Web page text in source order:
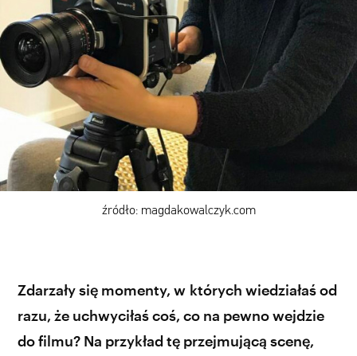
źródło: magdakowalczyk.com
Zdarzały się momenty, w których wiedziałaś od
razu, że uchwyciłaś coś, co na pewno wejdzie
do filmu? Na przykład tę przejmującą scenę,